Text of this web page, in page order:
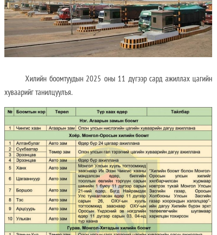
Хилийн боомтуудын 2025 оны 11 дүгээр сард ажиллах цагийн
хуваарийг танилцуулъя.